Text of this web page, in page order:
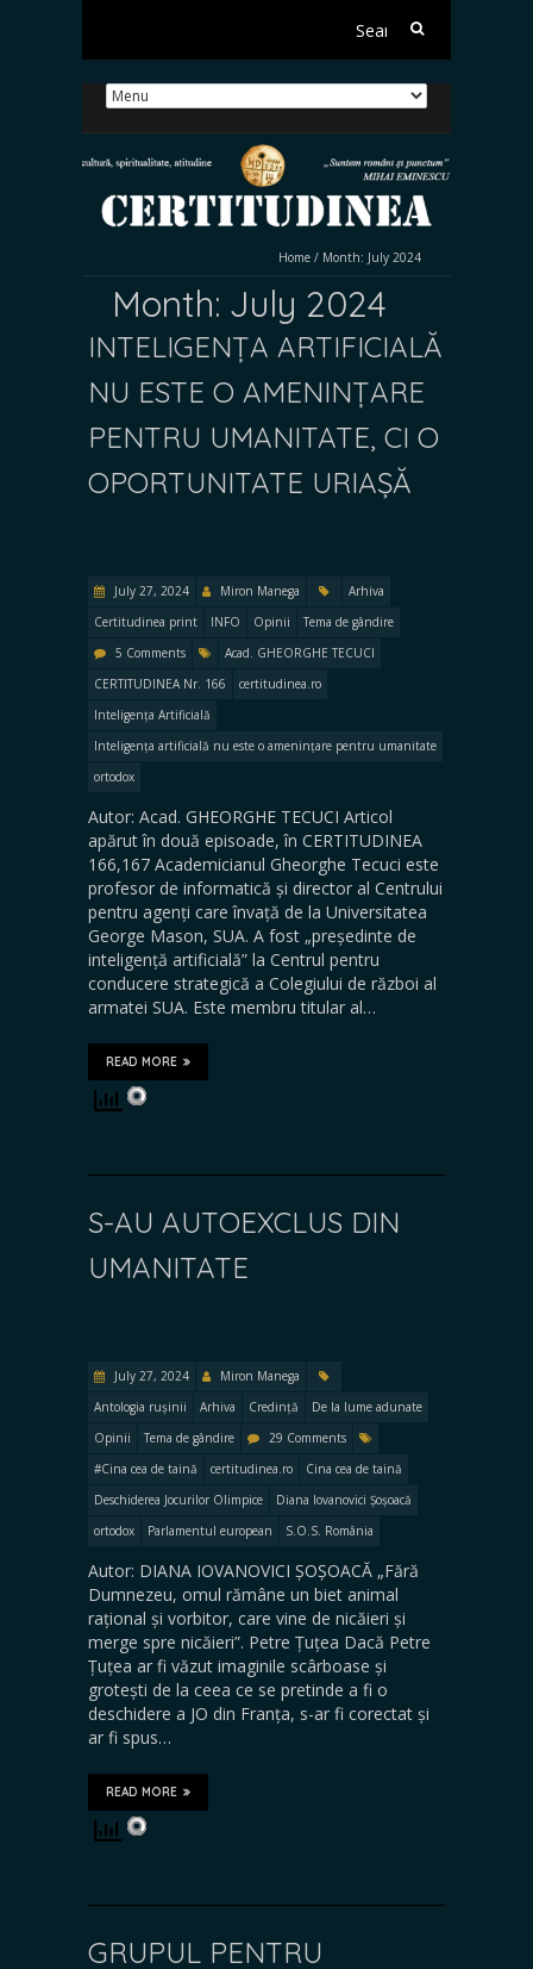
Search
Home / Month: July 2024
Month: July 2024
INTELIGENȚA ARTIFICIALĂ
NU ESTE O AMENINȚARE
PENTRU UMANITATE, CI O
OPORTUNITATE URIAȘĂ
July 27, 2024 Miron Manega
Arhiva
Certitudinea print
INFO Opinii
Tema de gândire
5 Comments
Acad. GHEORGHE TECUCI
CERTITUDINEA Nr. 166
certitudinea.ro
Inteligența Artificială
Inteligența artificială nu este o amenințare pentru umanitate
ortodox
Autor: Acad. GHEORGHE TECUCI Articol
apărut în două episoade, în CERTITUDINEA
166,167 Academicianul Gheorghe Tecuci este
profesor de informatică și director al Centrului
pentru agenți care învață de la Universitatea
George Mason, SUA. A fost „președinte de
inteligență artificială” la Centrul pentru
conducere strategică a Colegiului de război al
armatei SUA. Este membru titular al…
READ MORE
S-AU AUTOEXCLUS DIN
UMANITATE
July 27, 2024
Miron Manega
Antologia rușinii
Arhiva Credință
De la lume adunate
Opinii
Tema de gândire
29 Comments
#Cina cea de taină
certitudinea.ro
Cina cea de taină
Deschiderea Jocurilor Olimpice
Diana Iovanovici Șoșoacă
ortodox
Parlamentul european S.O.S. România
Autor: DIANA IOVANOVICI ȘOȘOACĂ „Fără
Dumnezeu, omul rămâne un biet animal
rațional și vorbitor, care vine de nicăieri și
merge spre nicăieri”. Petre Țuțea Dacă Petre
Țuțea ar fi văzut imaginile scârboase și
grotești de la ceea ce se pretinde a fi o
deschidere a JO din Franța, s-ar fi corectat și
ar fi spus…
READ MORE
GRUPUL PENTRU